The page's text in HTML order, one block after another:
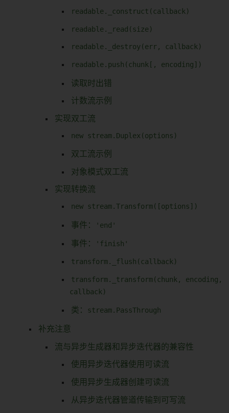
readable._construct(callback)
readable._read(size)
readable._destroy(err, callback)
readable.push(chunk[, encoding])
读取时出错
计数流示例
实现双工流
new stream.Duplex(options)
双工流示例
对象模式双工流
实现转换流
new stream.Transform([options])
事件： 'end'
事件： 'finish'
transform._flush(callback)
transform._transform(chunk, encoding,
callback)
类： stream.PassThrough
补充注意
流与异步生成器和异步迭代器的兼容性
使用异步迭代器使用可读流
使用异步生成器创建可读流
从异步迭代器管道传输到可写流